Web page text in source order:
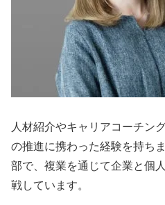
人材紹介やキャリアコーチン
の推進に携わった経験を持ち
部で、複業を通じて企業と個
戦しています。